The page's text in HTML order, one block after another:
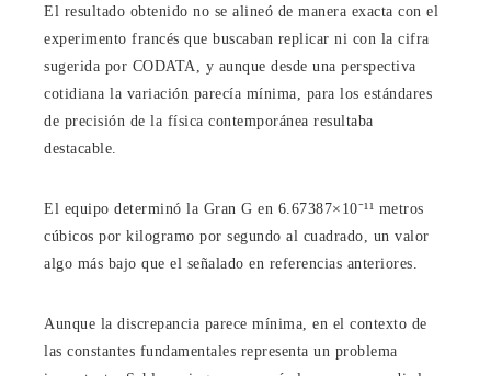
El resultado obtenido no se alineó de manera exacta con el
experimento francés que buscaban replicar ni con la cifra
sugerida por CODATA, y aunque desde una perspectiva
cotidiana la variación parecía mínima, para los estándares
de precisión de la física contemporánea resultaba
destacable.
El equipo determinó la Gran G en 6.67387×10⁻¹¹ metros
cúbicos por kilogramo por segundo al cuadrado, un valor
algo más bajo que el señalado en referencias anteriores.
Aunque la discrepancia parece mínima, en el contexto de
las constantes fundamentales representa un problema